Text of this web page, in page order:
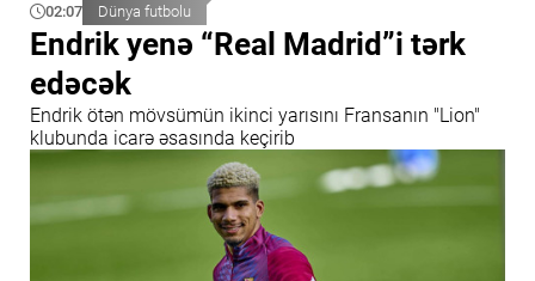
02:07 Dünya futbolu
Endrik yenə “Real Madrid”i tərk
edəcək
Endrik ötən mövsümün ikinci yarısını Fransanın "Lion"
klubunda icarə əsasında keçirib